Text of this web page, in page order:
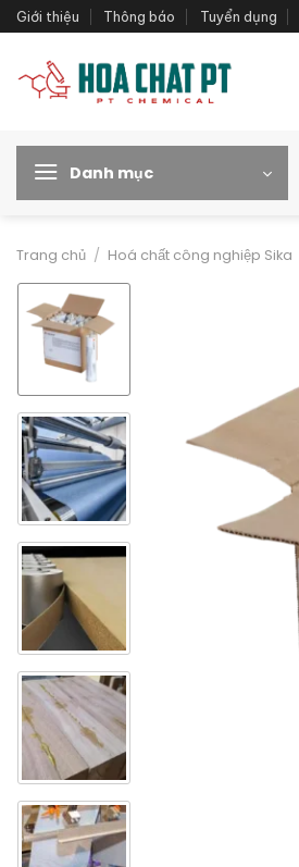
Bỏ
qua
dung
Giới thiệu Thông báo Tuyển dụng
Danh mục
Trang chủ / Hoá chất công nghiệp Sika